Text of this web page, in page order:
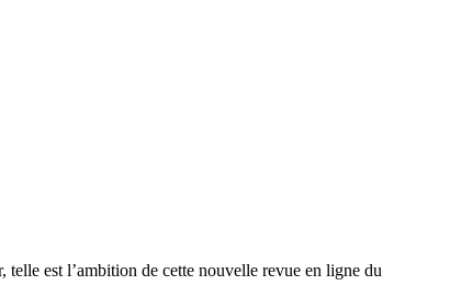
telle est l’ambition de cette nouvelle revue en ligne du